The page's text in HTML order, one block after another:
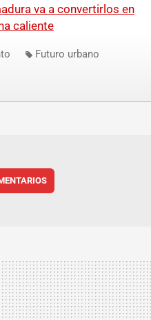
va a convertirlos en
caliente
Futuro urbano